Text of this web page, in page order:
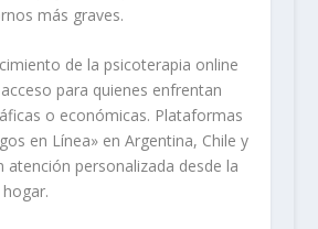
más graves.
de la psicoterapia online
para quienes enfrentan
o económicas. Plataformas
en Línea» en Argentina, Chile y
atención personalizada desde la